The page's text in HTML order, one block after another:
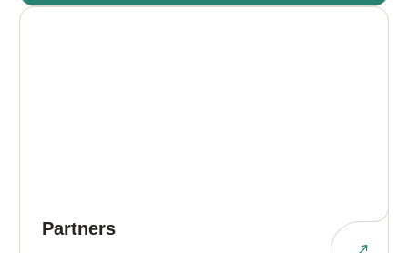
Partners